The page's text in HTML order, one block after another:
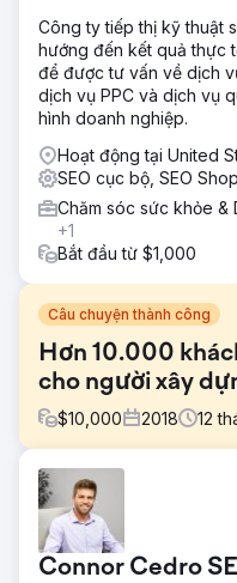
Công ty tiếp thị kỹ thuật
hướng đến kết quả thực
để được tư vấn về dịch
dịch vụ PPC và dịch vụ
hình doanh nghiệp.
Hoạt động tại United
SEO cục bộ, SEO
Chăm sóc sức khỏe &
+1
Bắt đầu từ $1,000
Câu chuyện thành công
Hơn 10.000
cho người xây
$10,000 2018 12
Thử thách
Sau khi thiết kế lại trang
tăng lưu lượng truy cập
tiềm năng trực tuyến cho
thành phố lớn trên khắp
Connor Cedro